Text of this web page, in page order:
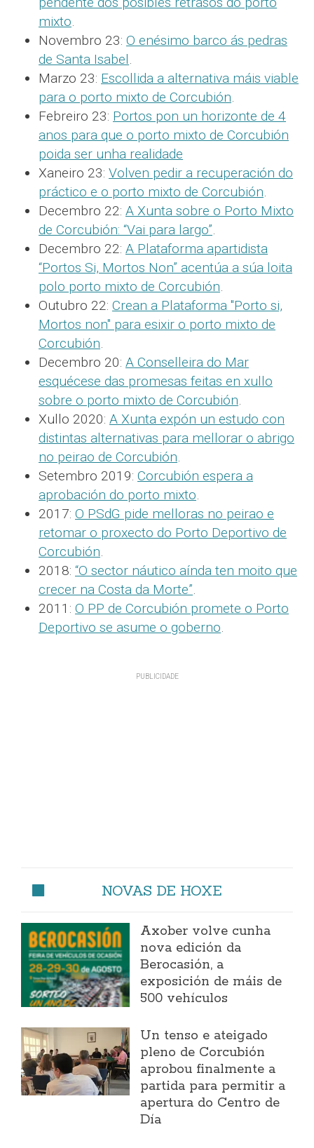
mixto.
Novembro 23: O enésimo barco ás pedras
de Santa Isabel.
Marzo 23: Escollida a alternativa máis viable
para o porto mixto de Corcubión.
Febreiro 23: Portos pon un horizonte de 4
anos para que o porto mixto de Corcubión
poida ser unha realidade
Xaneiro 23: Volven pedir a recuperación do
práctico e o porto mixto de Corcubión.
Decembro 22: A Xunta sobre o Porto Mixto
de Corcubión: “Vai para largo”.
Decembro 22: A Plataforma apartidista
“Portos Si, Mortos Non” acentúa a súa loita
polo porto mixto de Corcubión.
Outubro 22: Crean a Plataforma "Porto si,
Mortos non" para esixir o porto mixto de
Corcubión.
Decembro 20: A Conselleira do Mar
esquécese das promesas feitas en xullo
sobre o porto mixto de Corcubión.
Xullo 2020: A Xunta expón un estudo con
distintas alternativas para mellorar o abrigo
no peirao de Corcubión.
Setembro 2019: Corcubión espera a
aprobación do porto mixto.
2017: O PSdG pide melloras no peirao e
retomar o proxecto do Porto Deportivo de
Corcubión.
2018: “O sector náutico aínda ten moito que
crecer na Costa da Morte”.
2011: O PP de Corcubión promete o Porto
Deportivo se asume o goberno.
NOVAS DE HOXE
Axober volve cunha
nova edición da
Berocasión, a
exposición de máis de
500 vehículos
Un tenso e ateigado
pleno de Corcubión
aprobou finalmente a
partida para permitir a
apertura do Centro de
Día